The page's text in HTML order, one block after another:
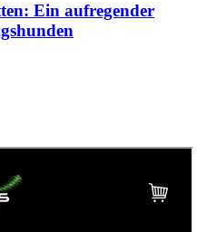
Ein aufregender